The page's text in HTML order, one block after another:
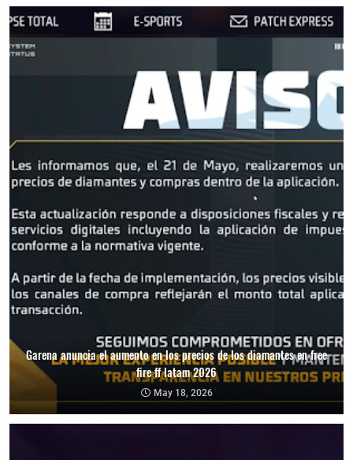
Garena anuncia el aumento en los precios de los diamantes en free
fire ff latam 2026
May 18, 2026